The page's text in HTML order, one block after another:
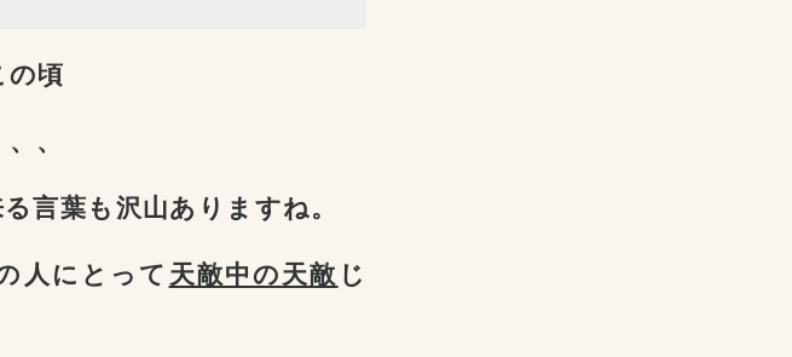
の頃
、
言葉も沢山ありますね。
人にとって 天敵中の天敵 じ